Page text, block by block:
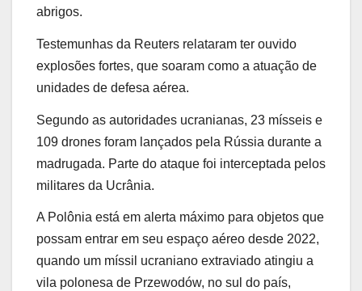
abrigos.
Testemunhas da Reuters relataram ter ouvido
explosões fortes, que soaram como a atuação de
unidades de defesa aérea.
Segundo as autoridades ucranianas, 23 mísseis e
109 drones foram lançados pela Rússia durante a
madrugada. Parte do ataque foi interceptada pelos
militares da Ucrânia.
A Polônia está em alerta máximo para objetos que
possam entrar em seu espaço aéreo desde 2022,
quando um míssil ucraniano extraviado atingiu a
vila polonesa de Przewodów, no sul do país,